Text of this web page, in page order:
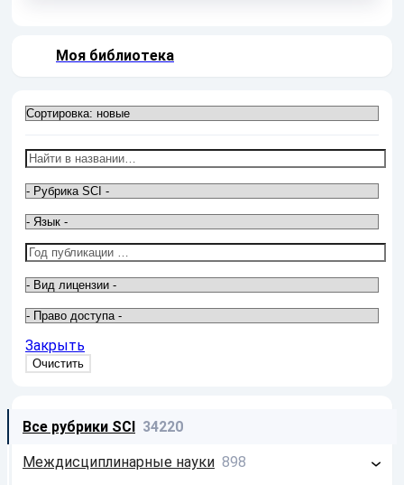
Моя библиотека
Закрыть
Все рубрики SCI 34220
Междисциплинарные науки 898